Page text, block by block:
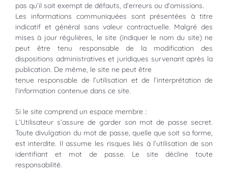
pas qu’il soit exempt de défauts, d’erreurs ou d’omissions.
Les informations communiquées sont présentées à titre
indicatif et général sans valeur contractuelle. Malgré des
mises à jour régulières, le site (indiquer le nom du site) ne
peut être tenu responsable de la modification des
dispositions administratives et juridiques survenant après la
publication. De même, le site ne peut être
tenue responsable de l’utilisation et de l’interprétation de
l’information contenue dans ce site.
Si le site comprend un espace membre :
L’Utilisateur s’assure de garder son mot de passe secret.
Toute divulgation du mot de passe, quelle que soit sa forme,
est interdite. Il assume les risques liés à l’utilisation de son
identifiant et mot de passe. Le site décline toute
responsabilité.